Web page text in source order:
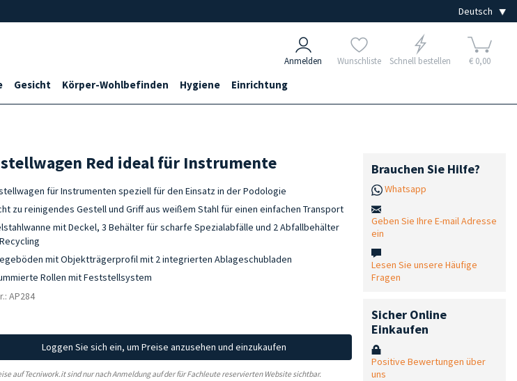
Anmelden Wunschliste Schnell bestellen € 0,00
Gesicht Körper-Wohlbefinden Hygiene Einrichtung
Red ideal für Instrumente
für Instrumenten speziell für den Einsatz in der Podologie
zu reinigendes Gestell und Griff aus weißem Stahl für einen einfachen Transport
mit Deckel, 3 Behälter für scharfe Spezialabfälle und 2 Abfallbehälter
mit Objektträgerprofil mit 2 integrierten Ablageschubladen
Rollen mit Feststellsystem
AP284
Loggen Sie sich ein, um Preise anzusehen und einzukaufen
auf Tecniwork.it sind nur nach Anmeldung auf der für Fachleute reservierten Website sichtbar.
Brauchen Sie Hilfe?
Whatsapp
Geben Sie Ihre E-mail Adresse
ein
Lesen Sie unsere Häufige
Fragen
Sicher Online
Einkaufen
Positive Bewertungen über
uns